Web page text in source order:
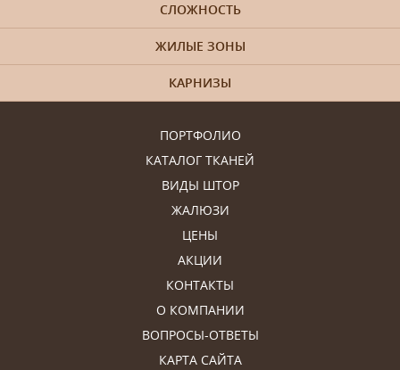
ПОРТФОЛИО
КАТАЛОГ ТКАНЕЙ
ВИДЫ ШТОР
ЖАЛЮЗИ
ЦЕНЫ
АКЦИИ
КОНТАКТЫ
О КОМПАНИИ
ВОПРОСЫ-ОТВЕТЫ
КАРТА САЙТА
СЛОЖНОСТЬ
ЖИЛЫЕ ЗОНЫ
КАРНИЗЫ